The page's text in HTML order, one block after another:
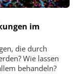
im
die durch
Wie lassen
behandeln?